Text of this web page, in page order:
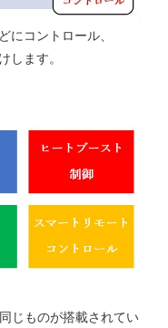
にコントロール、
します。
じものが搭載されてい